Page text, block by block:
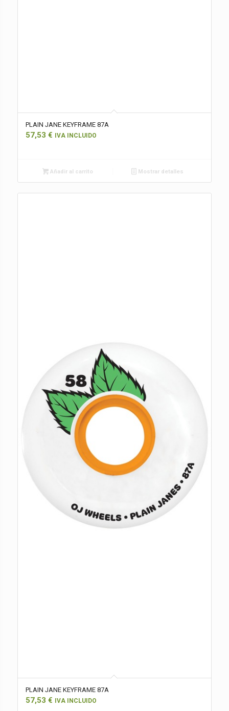
PLAIN JANE KEYFRAME 87A
57,53 € IVA INCLUIDO
Añadir al carrito Mostrar detalles
PLAIN JANE KEYFRAME 87A
57,53 € IVA INCLUIDO